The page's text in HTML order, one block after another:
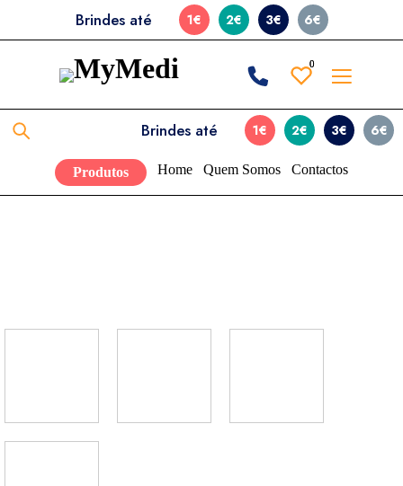
Brindes até 1€ 2€ 3€ 6€
0
0
Brindes até 1€ 2€ 3€ 6€
Produtos Home Quem Somos Contactos